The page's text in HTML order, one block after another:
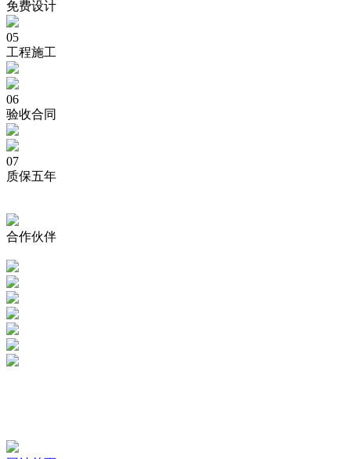
免费设计
05
工程施工
06
验收合同
07
质保五年
合作伙伴